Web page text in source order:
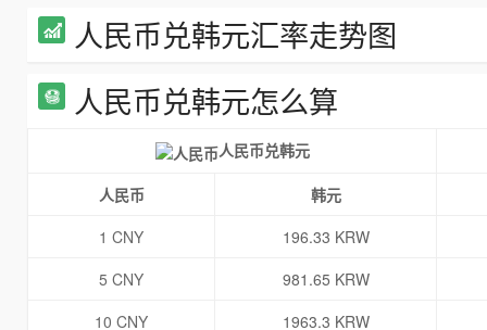
人民币兑韩元汇率走势图
人民币兑韩元怎么算
人民币兑韩元
人民币
韩元
1 CNY
196.33 KRW
5 CNY
981.65 KRW
10 CNY
1963.3 KRW